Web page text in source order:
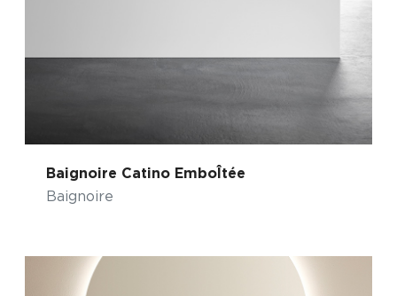
Baignoire Catino EmboÎtée
Baignoire